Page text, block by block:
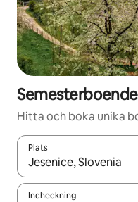
Hitta och boka unika
Plats
När resultaten är
Incheckning